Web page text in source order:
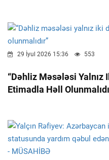
29 İyul 2026 15:36 553
“Dəhliz Məsələsi Yalnız
Etimadla Həll